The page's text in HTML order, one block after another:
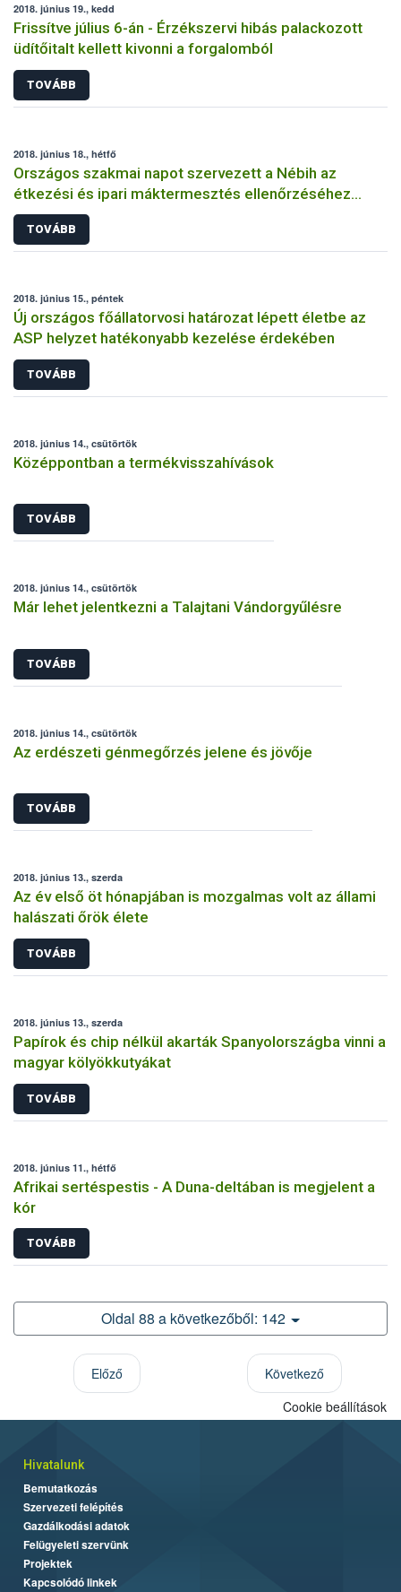
2018. június 19., kedd
Frissítve július 6-án - Érzékszervi hibás palackozott
üdítőitalt kellett kivonni a forgalomból
TOVÁBB
2018. június 18., hétfő
Országos szakmai napot szervezett a Nébih az
étkezési és ipari máktermesztés ellenőrzéséhez
kapcsolódóan
TOVÁBB
2018. június 15., péntek
Új országos főállatorvosi határozat lépett életbe az
ASP helyzet hatékonyabb kezelése érdekében
TOVÁBB
2018. június 14., csütörtök
Középpontban a termékvisszahívások
TOVÁBB
2018. június 14., csütörtök
Már lehet jelentkezni a Talajtani Vándorgyűlésre
TOVÁBB
2018. június 14., csütörtök
Az erdészeti génmegőrzés jelene és jövője
TOVÁBB
2018. június 13., szerda
Az év első öt hónapjában is mozgalmas volt az állami
halászati őrök élete
TOVÁBB
2018. június 13., szerda
Papírok és chip nélkül akarták Spanyolországba vinni a
magyar kölyökkutyákat
TOVÁBB
2018. június 11., hétfő
Afrikai sertéspestis - A Duna-deltában is megjelent a
kór
TOVÁBB
Oldal 88 a következőből: 142
Előző
Következő
Cookie beállítások
Hivatalunk
Bemutatkozás
Szervezeti felépítés
Gazdálkodási adatok
Felügyeleti szervünk
Projektek
Kapcsolódó linkek